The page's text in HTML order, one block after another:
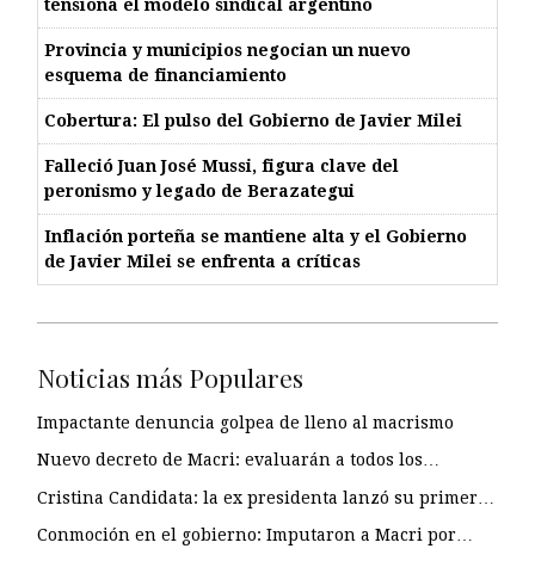
tensiona el modelo sindical argentino
Provincia y municipios negocian un nuevo
esquema de financiamiento
Cobertura: El pulso del Gobierno de Javier Milei
Falleció Juan José Mussi, figura clave del
peronismo y legado de Berazategui
Inflación porteña se mantiene alta y el Gobierno
de Javier Milei se enfrenta a críticas
Noticias más Populares
Impactante denuncia golpea de lleno al macrismo
Nuevo decreto de Macri: evaluarán a todos los…
Cristina Candidata: la ex presidenta lanzó su primer…
Conmoción en el gobierno: Imputaron a Macri por…